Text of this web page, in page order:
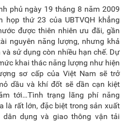
phủ ngày 19 tháng 8 năm 2009
họp thứ 23 của UBTVQH khẳng
được thiên nhiên ưu đãi, gần
nguyên năng lượng, nhưng khả
sử dụng còn nhiều hạn chế. Dự
khai thác năng lượng như hiện
sơ cấp của Việt Nam sẽ trở
dầu và khí đốt sẽ dần cạn kiệt
tới…Tình trạng lãng phí năng
là rất lớn, đặc biệt trong sản xuất
dân dụng và giao thông vận tải